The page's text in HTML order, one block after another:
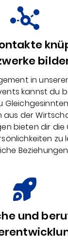
in
kannst du
aus der
bieten dir die
zu
und